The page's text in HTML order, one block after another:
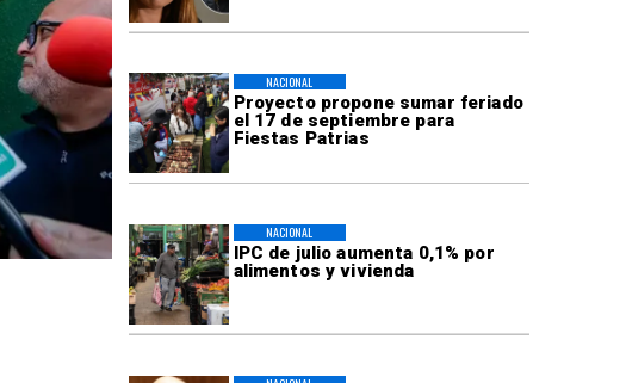
Proyecto propone sumar feriado
el 17 de septiembre para
Fiestas Patrias
NACIONAL
IPC de julio aumenta 0,1% por
alimentos y vivienda
NACIONAL